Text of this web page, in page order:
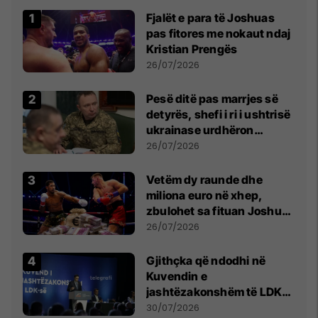
Fjalët e para të Joshuas
pas fitores me nokaut ndaj
Kristian Prengës
26/07/2026
Pesë ditë pas marrjes së
detyrës, shefi i ri i ushtrisë
ukrainase urdhëron
kontroll të madh
26/07/2026
Vetëm dy raunde dhe
miliona euro në xhep,
zbulohet sa fituan Joshua
e Prenga
26/07/2026
Gjithçka që ndodhi në
Kuvendin e
jashtëzakonshëm të LDK-
së
30/07/2026